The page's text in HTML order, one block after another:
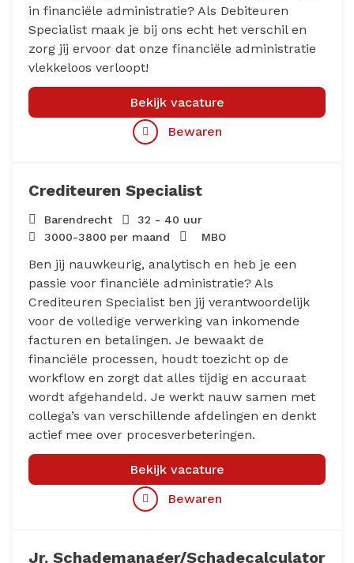
in financiële administratie? Als Debiteuren
Specialist maak je bij ons echt het verschil en
zorg jij ervoor dat onze financiële administratie
vlekkeloos verloopt!
Bekijk vacature
Bewaren
Crediteuren Specialist
Barendrecht
32 - 40 uur
3000-3800 per maand MBO
Ben jij nauwkeurig, analytisch en heb je een
passie voor financiële administratie? Als
Crediteuren Specialist ben jij verantwoordelijk
voor de volledige verwerking van inkomende
facturen en betalingen. Je bewaakt de
financiële processen, houdt toezicht op de
workflow en zorgt dat alles tijdig en accuraat
wordt afgehandeld. Je werkt nauw samen met
collega’s van verschillende afdelingen en denkt
actief mee over procesverbeteringen.
Bekijk vacature
Bewaren
Jr. Schademanager/Schadecalculator